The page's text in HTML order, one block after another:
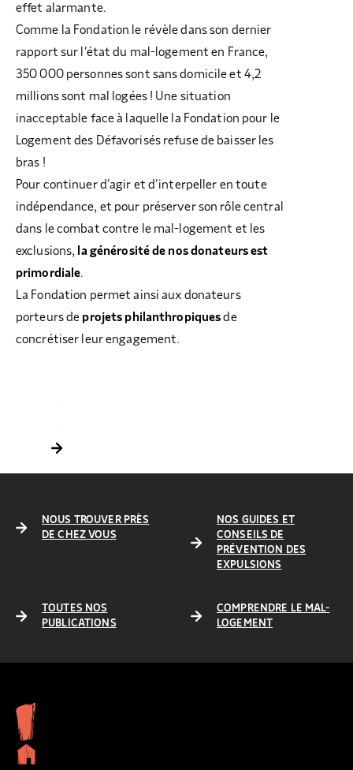
NOS FONDATIONS ABRITÉES
NOS ÉVÉNEMENTS
NOUS REJOINDRE
SOUTENIR L’ENGAGEMENT DES HABITANTS
DÉFENDRE L’ACCÈS AUX DROITS
DONNER LES MOYENS D’AGIR
COLLECTEZ DES DONS
S’ENGAGER AUTREMENT
FAIRE UN DON IFI
PHILANTHROPIE
RÉDUCTIONS FISCALES
effet alarmante.
Comme la Fondation le révèle dans son dernier
rapport sur l’état du mal-logement en France,
350 000 personnes sont sans domicile et 4,2
millions sont mal logées ! Une situation
inacceptable face à laquelle la Fondation pour le
Logement des Défavorisés refuse de baisser les
bras !
Pour continuer d’agir et d’interpeller en toute
indépendance, et pour préserver son rôle central
dans le combat contre le mal-logement et les
exclusions, la générosité de nos donateurs est
primordiale.
La Fondation permet ainsi aux donateurs
porteurs de projets philanthropiquesde
concrétiser leur engagement.
LA DONATION : AGIR DE SON VIVANT
NOUS TROUVER PRÈS
DE CHEZ VOUS
NOS GUIDES ET
CONSEILS DE
PRÉVENTION DES
EXPULSIONS
TOUTES NOS
PUBLICATIONS
COMPRENDRE LE MAL-
LOGEMENT